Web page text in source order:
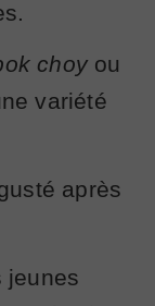
choy ou
variété
après
jeunes